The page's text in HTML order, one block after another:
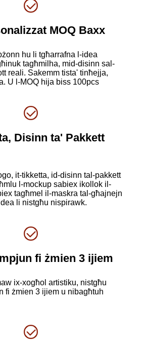
MOQ Baxx
hu li tgħarrafna l-idea
tagħmilha, mid-disinn sal-
reali. Sakemm tista' tinħejja,
U l-MOQ hija biss 100pcs
Disinn ta' Pakkett
it-tikketta, id-disinn tal-pakkett
l-mockup sabiex ikollok il-
tagħmel il-maskra tal-għajnejn
li nistgħu nispirawk.
fi żmien 3 ijiem
ix-xogħol artistiku, nistgħu
fi żmien 3 ijiem u nibagħtuh